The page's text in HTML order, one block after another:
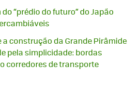
“prédio do futuro” do Japão
a construção da Grande Pirâmide
pela simplicidade: bordas
corredores de transporte